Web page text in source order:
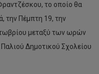
το οποίο θα
την Πέμπτη 19, την
μεταξύ των ωρών
Δημοτικού Σχολείου